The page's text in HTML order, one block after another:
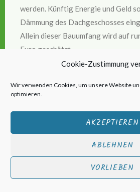
Cookie-Zustimmung
Wir verwenden Cookies, um unsere Website
optimieren.
AKZEPTIEREN
ABLEHNEN
VORLIEBEN
werden. Künftig Energie und Geld
Dämmung des Dachgeschosses
Allein dieser Bauumfang wird auf
Euro geschätzt.
Heizungs- und Regelungstechnik
eines Blockheizkraftwerkes. Diese
Heizungen verbrennen zwar fossile
aber sehr effizient, was den
erster Linie erzeugen die Anlagen
entstehende Wärme wird dann für
Außerdem soll in dem Haus eine